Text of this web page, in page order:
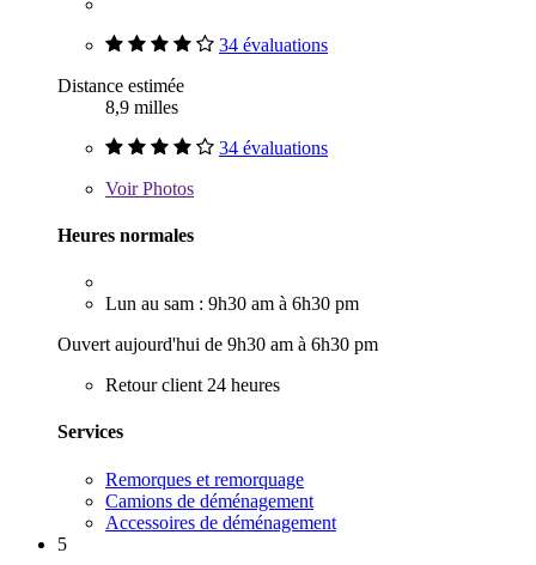
34 évaluations
Distance estimée
8,9 milles
34 évaluations
VoirPhotos
Heures normales
Lun au sam : 9h30 am à 6h30 pm
Ouvert aujourd'hui de 9h30 am à 6h30 pm
Retour client 24 heures
Services
Remorques et remorquage
Camions de déménagement
Accessoires de déménagement
5